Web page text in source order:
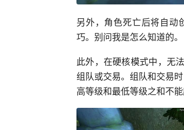
另外，角色死亡后将自动
巧。别问我是怎么知道的。
此外，在硬核模式中，无
组队或交易。组队和交易
高等级和最低等级之和不能